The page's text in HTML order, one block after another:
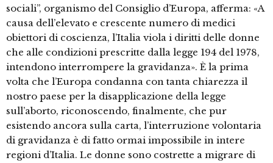
sociali”, organismo del Consiglio d’Europa, afferma: «A
causa dell’elevato e crescente numero di medici
obiettori di coscienza, l’Italia viola i diritti delle donne
che alle condizioni prescritte dalla legge 194 del 1978,
intendono interrompere la gravidanza». È la prima
volta che l’Europa condanna con tanta chiarezza il
nostro paese per la disapplicazione della legge
sull’aborto, riconoscendo, finalmente, che pur
esistendo ancora sulla carta, l’interruzione volontaria
di gravidanza è di fatto ormai impossibile in intere
regioni d’Italia. Le donne sono costrette a migrare di